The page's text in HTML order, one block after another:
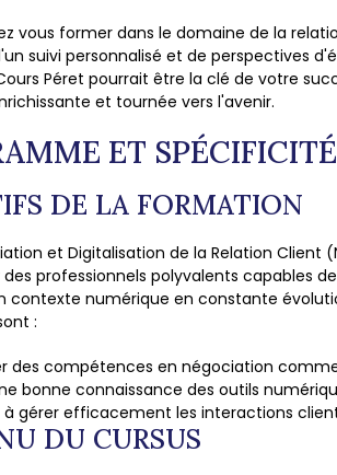
vous former dans le domaine de la
suivi personnalisé et de perspectives
Péret pourrait être la clé de votre
et tournée vers l'avenir.
ET
DE LA FORMATION
et Digitalisation de la Relation Client
professionnels polyvalents capables
contexte numérique en constante
:
des compétences en négociation
bonne connaissance des outils
à gérer efficacement les interactions
DU CURSUS